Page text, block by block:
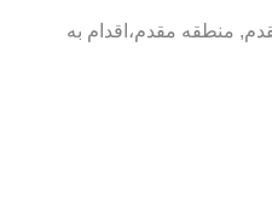
منطقه مقدم،اقدام به